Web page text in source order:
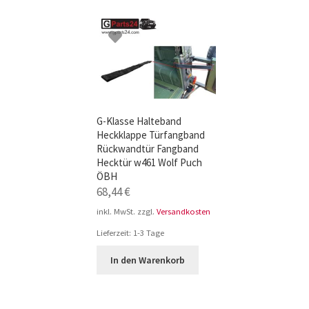
TOP-Seller: G-Klasse Trittbretter schwarz für
Impressum
G-Klasse Halteband
Heckklappe Türfangband
Rückwandtür Fangband
Hecktür w461 Wolf Puch
ÖBH
68,44€
inkl. MwSt. zzgl.Versandkosten
Lieferzeit: 1-3 Tage
In den Warenkorb